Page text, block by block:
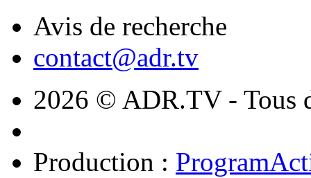
Avis de recherche
contact@adr.tv
2026 © ADR.TV - Tous
Production :